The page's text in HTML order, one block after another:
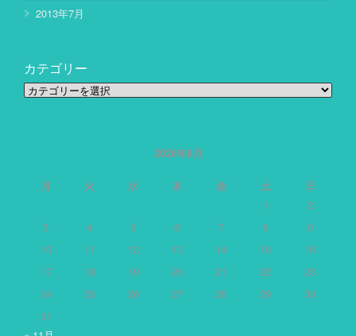
2013年7月
カテゴリー
カ
2026年8月
月 火 水 木 金 土
日
1
2
3
4 5 6 7 8
9
10
11 12 13 14 15
16
17
18 19 20 21 22
23
24
25 26 27 28 29
30
31